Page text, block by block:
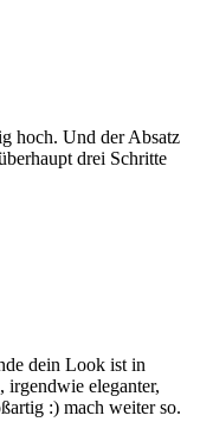
hoch. Und der Absatz
drei Schritte
dein Look ist in
irgendwie eleganter,
:) mach weiter so.